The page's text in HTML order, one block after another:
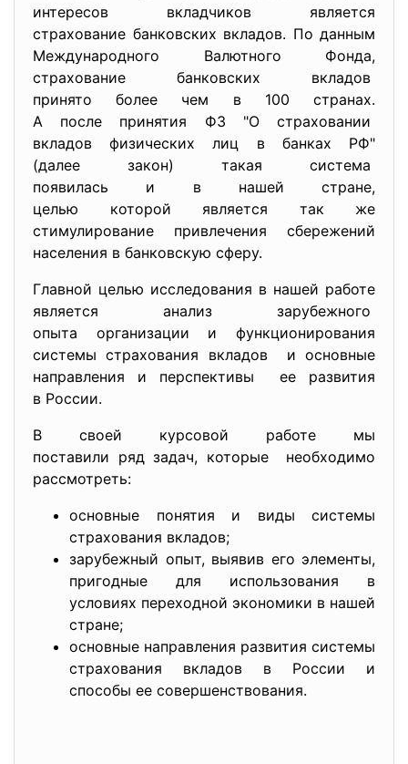
интересов вкладчиков является
страхование банковских вкладов. По данным
Международного Валютного Фонда,
страхование банковских вкладов
принято более чем в 100 странах.
А после принятия ФЗ "О страховании
вкладов физических лиц в банках РФ"
(далее закон) такая система
появилась и в нашей стране,
целью которой является так же
стимулирование привлечения сбережений
населения в банковскую сферу.
Главной целью исследования в нашей работе
является анализ зарубежного
опыта организации и функционирования
системы страхования вкладов и основные
направления и перспективы ее развития
в России.
В своей курсовой работе мы
поставили ряд задач, которые необходимо
рассмотреть:
основные понятия и виды системы
страхования вкладов;
зарубежный опыт, выявив его элементы,
пригодные для использования в
условиях переходной экономики в нашей
стране;
основные направления развития системы
страхования вкладов в России и
способы ее совершенствования.